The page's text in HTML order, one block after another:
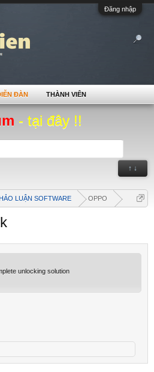
Đăng nhập
- tại đây !!
↑ ↓
LUẬN SOFTWARE OPPO
unlocking solution
ĐÀN THÀNH VIÊN